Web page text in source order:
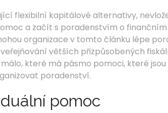
flexibilní kapitálové alternativy,
a začít s poradenstvím o
organizace v tomto článku lépe
větších přizpůsobených
které má pásmo pomoci, které
poradenství.
pomoc